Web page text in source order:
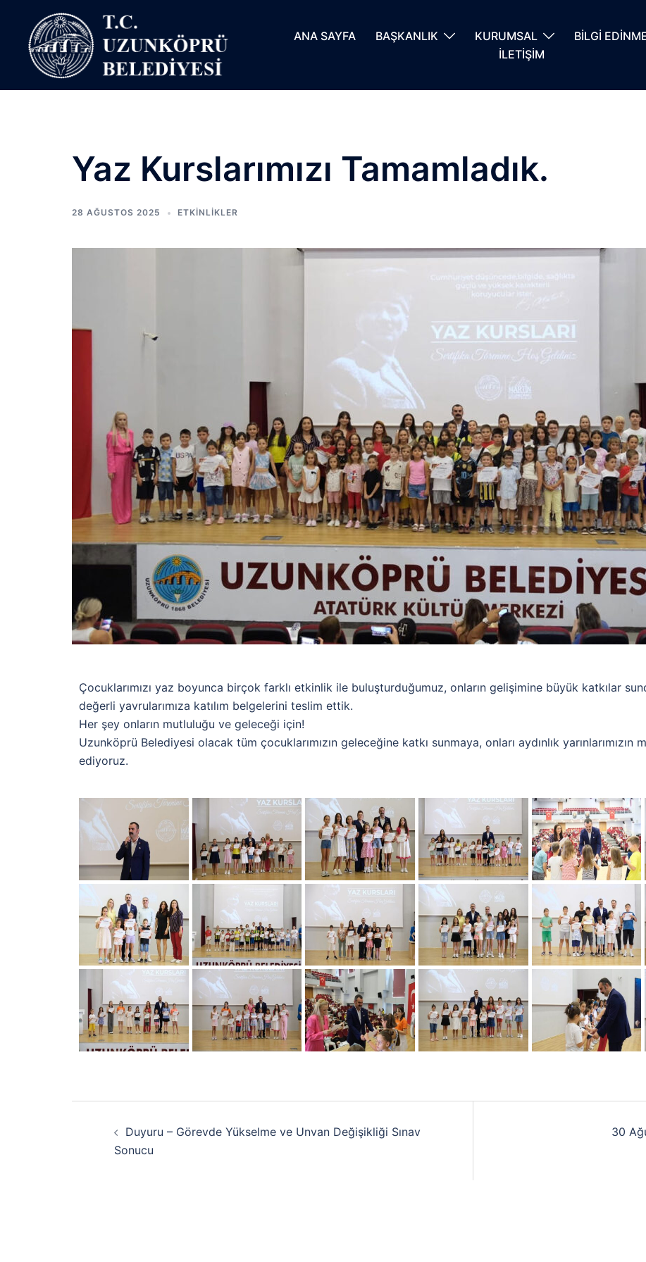
ANA SAYFA BAŞKANLIK KURUMSAL BİLGİ
İLETİŞİM
Yaz Kurslarımızı Tamamladık.
28 AĞUSTOS 2025 ETKINLIKLER
Çocuklarımızı yaz boyunca birçok farklı etkinlik ile buluşturduğumuz, onların gelişimine büyük katkılar
değerli yavrularımıza katılım belgelerini teslim ettik.
Her şey onların mutluluğu ve geleceği için!
Uzunköprü Belediyesi olacak tüm çocuklarımızın geleceğine katkı sunmaya, onları aydınlık
ediyoruz.
Duyuru – Görevde Yükselme ve Unvan Değişikliği Sınav
Sonucu
30